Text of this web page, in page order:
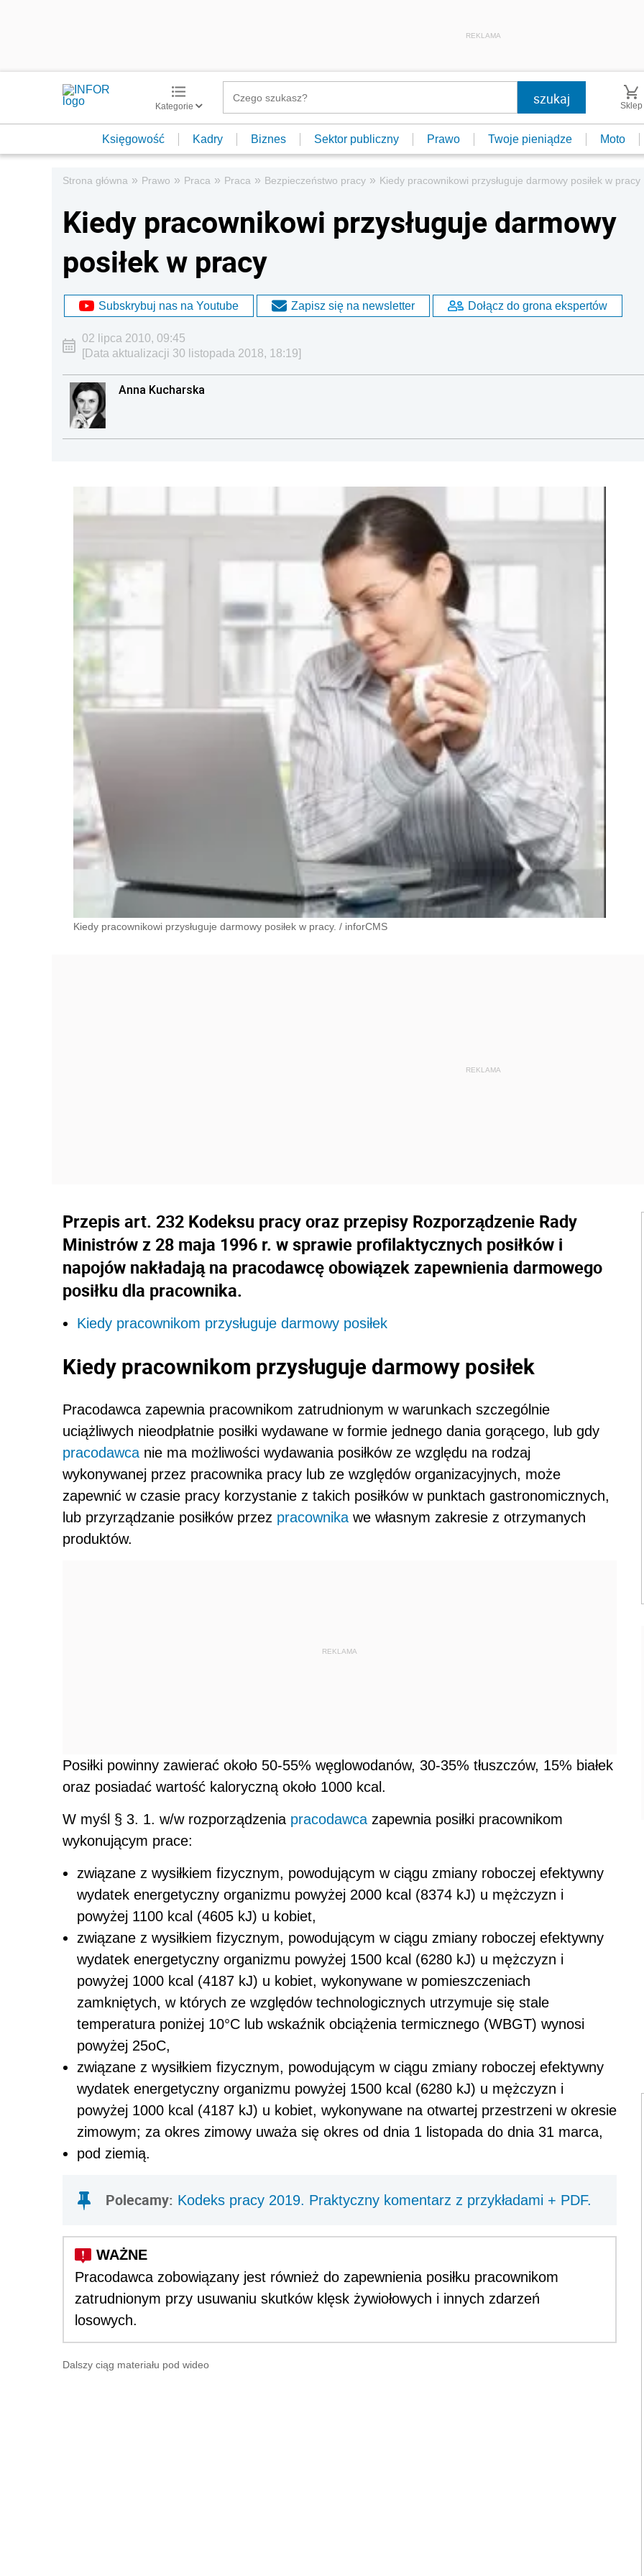
REKLAMA
Kategorie Sklep
Księgowość Kadry Biznes Sektor publiczny Prawo Twoje pieniądze Moto
Strona główna » Prawo » Praca » Praca » Bezpieczeństwo pracy » Kiedy pracownikowi przysługuje darmowy posiłek w pracy
Kiedy pracownikowi przysługuje darmowy
posiłek w pracy
Subskrybuj nas na Youtube Zapisz się na newsletter Dołącz do grona ekspertów
02 lipca 2010, 09:45
[Data aktualizacji 30 listopada 2018, 18:19]
Anna Kucharska
Kiedy pracownikowi przysługuje darmowy posiłek w pracy. / inforCMS
Przepis art. 232 Kodeksu pracy oraz przepisy Rozporządzenie Rady
Ministrów z 28 maja 1996 r. w sprawie profilaktycznych posiłków i
napojów nakładają na pracodawcę obowiązek zapewnienia darmowego
posiłku dla pracownika.
Kiedy pracownikom przysługuje darmowy posiłek
Kiedy pracownikom przysługuje darmowy posiłek
Pracodawca zapewnia pracownikom zatrudnionym w warunkach szczególnie
uciążliwych nieodpłatnie posiłki wydawane w formie jednego dania gorącego, lub gdy
pracodawca nie ma możliwości wydawania posiłków ze względu na rodzaj
wykonywanej przez pracownika pracy lub ze względów organizacyjnych, może
zapewnić w czasie pracy korzystanie z takich posiłków w punktach gastronomicznych,
lub przyrządzanie posiłków przez pracownika we własnym zakresie z otrzymanych
produktów.
REKLAMA
Posiłki powinny zawierać około 50-55% węglowodanów, 30-35% tłuszczów, 15% białek
oraz posiadać wartość kaloryczną około 1000 kcal.
W myśl § 3. 1. w/w rozporządzenia pracodawca zapewnia posiłki pracownikom
wykonującym prace:
związane z wysiłkiem fizycznym, powodującym w ciągu zmiany roboczej efektywny
wydatek energetyczny organizmu powyżej 2000 kcal (8374 kJ) u mężczyzn i
powyżej 1100 kcal (4605 kJ) u kobiet,
związane z wysiłkiem fizycznym, powodującym w ciągu zmiany roboczej efektywny
wydatek energetyczny organizmu powyżej 1500 kcal (6280 kJ) u mężczyzn i
powyżej 1000 kcal (4187 kJ) u kobiet, wykonywane w pomieszczeniach
zamkniętych, w których ze względów technologicznych utrzymuje się stale
temperatura poniżej 10°C lub wskaźnik obciążenia termicznego (WBGT) wynosi
powyżej 25oC,
związane z wysiłkiem fizycznym, powodującym w ciągu zmiany roboczej efektywny
wydatek energetyczny organizmu powyżej 1500 kcal (6280 kJ) u mężczyzn i
powyżej 1000 kcal (4187 kJ) u kobiet, wykonywane na otwartej przestrzeni w okresie
zimowym; za okres zimowy uważa się okres od dnia 1 listopada do dnia 31 marca,
pod ziemią.
Polecamy: Kodeks pracy 2019. Praktyczny komentarz z przykładami + PDF.
Pracodawca zobowiązany jest również do zapewnienia posiłku pracownikom
zatrudnionym przy usuwaniu skutków klęsk żywiołowych i innych zdarzeń
losowych.
Dalszy ciąg materiału pod wideo